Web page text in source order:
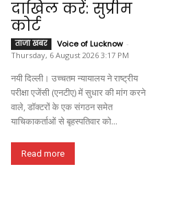
दाखिल करें: सुप्रीम
कोर्ट
ताजा खबर Voice of Lucknow -
Thursday, 6 August 2026 3:17 PM
नयी दिल्ली। उच्चतम न्यायालय ने राष्ट्रीय
परीक्षा एजेंसी (एनटीए) में सुधार की मांग करने
वाले, डॉक्टरों के एक संगठन समेत
याचिकाकर्ताओं से बृहस्पतिवार को...
Read more